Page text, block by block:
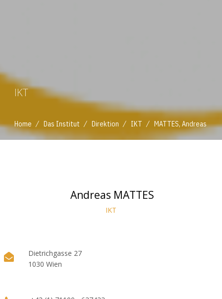
IKT
Home / Das Institut / Direktion / IKT / MATTES, Andreas
Andreas MATTES
IKT
Dietrichgasse 27
1030 Wien